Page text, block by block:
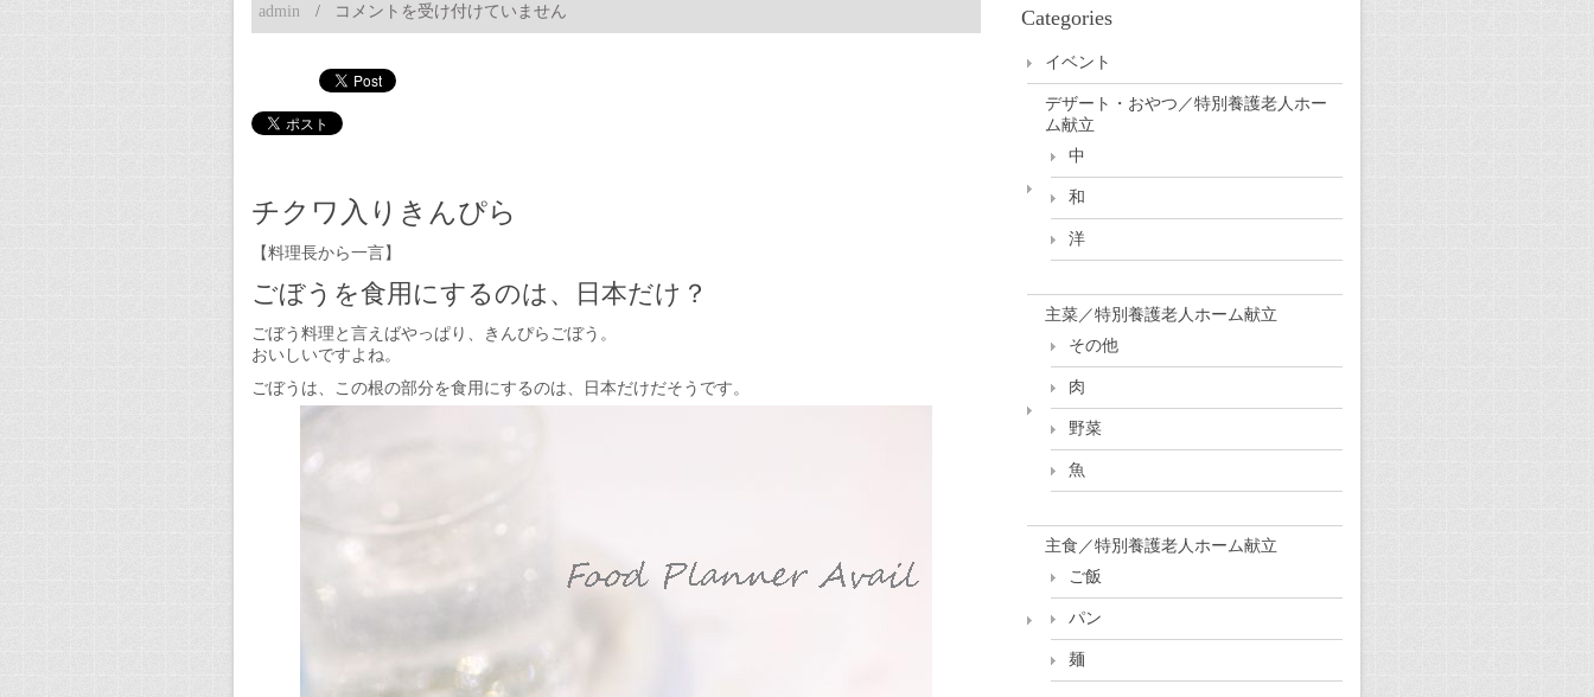
admin
/
竹
輪
り
き
ん
ぴ
強
い
も
の
が
き
ん
ぴ
は
コメントを受け付けていません
チクワ入りきんぴら
【料理長から一言】
ごぼうを食用にするのは、日本だけ？
ごぼう料理と言えばやっぱり、きんぴらごぼう。
おいしいですよね。
ごぼうは、この根の部分を食用にするのは、日本だけだそうです。
Categories
イベント
デザート・おやつ／特別養護老人ホー
ム献立
中
和
洋
主菜／特別養護老人ホーム献立
その他
肉
野菜
魚
主食／特別養護老人ホーム献立
ご飯
パン
麺